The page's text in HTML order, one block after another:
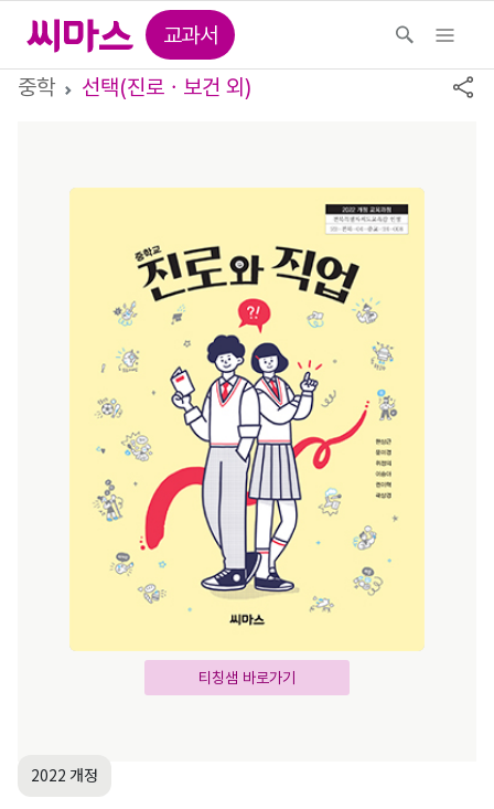
교과서
중학
선택(진로ㆍ보건 외)
티칭샘 바로가기
2022 개정